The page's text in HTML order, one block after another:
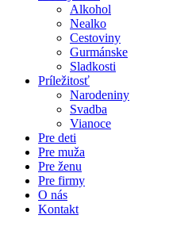
Alkohol
Nealko
Cestoviny
Gurmánske
Sladkosti
Príležitosť
Narodeniny
Svadba
Vianoce
Pre deti
Pre muža
Pre ženu
Pre firmy
O nás
Kontakt